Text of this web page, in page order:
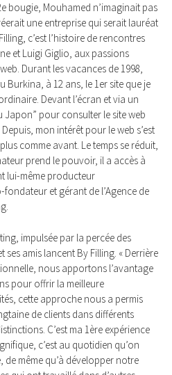
bougie, Mouhamed n’imaginait pas
une entreprise qui serait lauréat
c’est l’histoire de rencontres
et Luigi Giglio, aux passions
Durant les vacances de 1998,
Burkina, à 12 ans, le 1er site que je
Devant l’écran et via un
Japon” pour consulter le site web
mon intérêt pour le web s’est
comme avant. Le temps se réduit,
prend le pouvoir, il a accès à
lui-même producteur
et gérant de l’Agence de
impulsée par la percée des
amis lancent By Filling. « Derrière
nous apportons l’avantage
pour offrir la meilleure
cette approche nous a permis
de clients dans différents
C’est ma 1ère expérience
c’est au quotidien qu’on
même qu’à développer notre